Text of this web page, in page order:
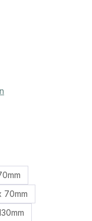
70mm